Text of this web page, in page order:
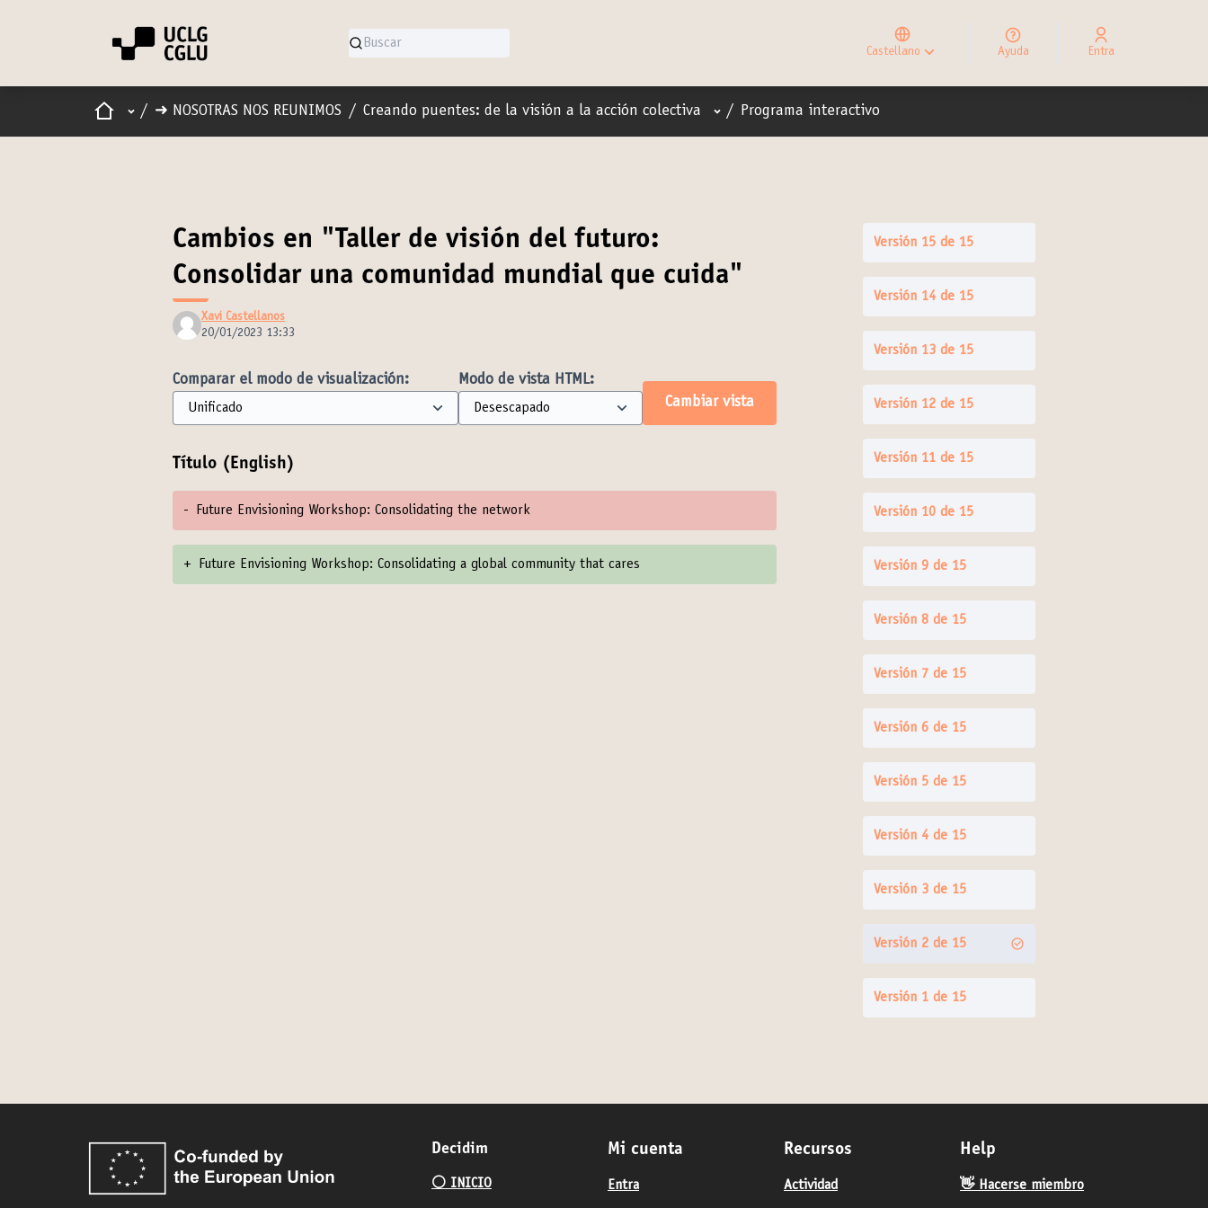
Castellano
Elegir el idioma
Choose language
Ayuda Entra
InicioMenú principal
/ ➜ NOSOTRAS NOS REUNIMOS / Creando puentes: de la visión a la acción colectiva Menú de usuario
/ Programa interactivo
Cambios en "Taller de visión del futuro:
Consolidar una comunidad mundial que cuida"
Xavi Castellanos
20/01/2023 13:33
Comparar el modo de visualización:
Modo de vista HTML:
Cambiar vista
Título (English)
- Future Envisioning Workshop: Consolidating the network
+ Future Envisioning Workshop: Consolidating a global community that cares
Versión 15 de 15
Versión 14 de 15
Versión 13 de 15
Versión 12 de 15
Versión 11 de 15
Versión 10 de 15
Versión 9 de 15
Versión 8 de 15
Versión 7 de 15
Versión 6 de 15
Versión 5 de 15
Versión 4 de 15
Versión 3 de 15
Versión 2 de 15
Versión 1 de 15
Decidim
⚪️ INICIO
Mi cuenta
Entra
Recursos
Actividad
Help
👋 Hacerse miembro